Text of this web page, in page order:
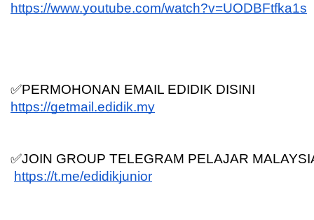
https://www.youtube.com/watch?v=UODBFtfka1s
✅PERMOHONAN EMAIL EDIDIK DISINI
https://getmail.edidik.my
✅JOIN GROUP TELEGRAM PELAJAR
https://t.me/edidikjunior